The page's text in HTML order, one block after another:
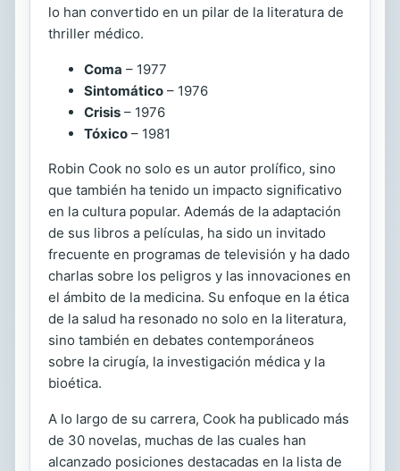
lo han convertido en un pilar de la literatura de
thriller médico.
Coma – 1977
Sintomático – 1976
Crisis – 1976
Tóxico – 1981
Robin Cook no solo es un autor prolífico, sino
que también ha tenido un impacto significativo
en la cultura popular. Además de la adaptación
de sus libros a películas, ha sido un invitado
frecuente en programas de televisión y ha dado
charlas sobre los peligros y las innovaciones en
el ámbito de la medicina. Su enfoque en la ética
de la salud ha resonado no solo en la literatura,
sino también en debates contemporáneos
sobre la cirugía, la investigación médica y la
bioética.
A lo largo de su carrera, Cook ha publicado más
de 30 novelas, muchas de las cuales han
alcanzado posiciones destacadas en la lista de